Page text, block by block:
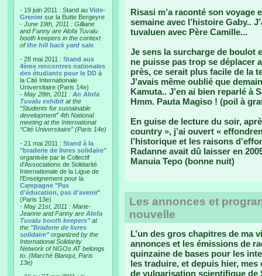
- 19 juin 2011 : Stand au Vide-
Grenier sur la Butte Bergeyre
- June 19th, 2011 : Gilliane
and Fanny are Alofa Tuvalu
booth keepers in the context
ofthe hill back yard sale
- 28 mai 2011 : Stand aux
4ème rencontres nationales
des étudiants pour le DD à
la Cité Internationale
Universitaire (Paris 14e)
- May 28th, 2011 : An Alofa
Tuvalu exhibit at the
“Students for sustainable
development” 4th National
meeting at the International
“Cité Universitaire” (Paris 14e)
- 21 mai 2011 : Stand à la
"braderie de livres solidaire"
organisée par le Collectif
d'Associations de Solidarité
Internationale de la Ligue de
l'Enseignement pour la
Campagne "Pas
d'éducation, pas d'avenir"
(Paris 13e)
- May 21st, 2011 : Marie-
Jeanne and Fanny are Alofa
Tuvalu booth keepers"at
the "Braderie de livres
solidaire"organized by the
International Solidarity
Network of NGOs AT belongs
to. (Marché Blanqui, Paris
13e)
Risasi m’a raconté son voyage
semaine avec l’histoire Gaby..
tuvaluen avec Père Camille...
Je sens la surcharge de boulot
ne puisse pas trop se déplacer
près, ce serait plus facile de la
J’avais même oublié que
Kamuta.. J’en ai bien reparlé à
Hmm. Pauta Magiso ! (poil à
En guise de lecture du soir,
country », j’ai ouvert «
l’historique et les raisons
Radanne avait dû laisser en
Manuia Tepo (bonne nuit)
Les annonces et
nouvelle
L’un des gros chapitres de ma
annonces et les émissions de
quinzaine de bases pour les
les traduire, et depuis hier,
de vulgarisation scientifique de